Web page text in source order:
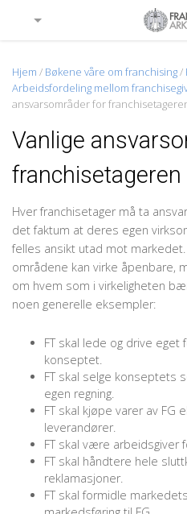
Hjem / Bøkene våre om franchising/
Arbeidsfordeling mellom
ansvarsområder for
Vanlige
franchisetageren
Hver franchisetager må ta
det faktum at deres egen
felles ansikt utad mot
områdene kan virke åpenbare,
om hvem som i virkeligheten
noen generelle eksempler:
FT skal lede og drive eget
konseptet.
FT skal selge konseptets
egen regning.
FT skal kjøpe varer av FG
leverandører.
FT skal være arbeidsgiver
FT skal håndtere hele
reklamasjoner.
FT skal formidle